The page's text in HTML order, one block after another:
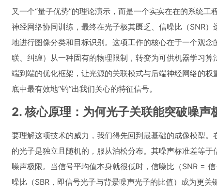
又一个“量子优势”的理论演示，而是一个实实在在的系统
神经网络协同训练，最终在光子极其匮乏、信噪比（SNR
地进行图像分类和目标识别。这项工作的核心在于一个观
联、纠缠）从一种固有的物理限制，转变为可供机器学习算
端到端的优化框架，让光源的关联模式与后端神经网络的
底中最有效地“钓”出我们关心的特征信号。
2. 核心原理：为何光子关联能突破噪声
要理解这项技术的威力，我们得先回到最基础的成像模型
的光子是独立且随机的，服从泊松分布。其噪声标准差等
噪声极限。当信号平均值本身就很低时，信噪比（SNR =
噪比（SBR，即信号光子与背景噪声光子的比值）成为更关